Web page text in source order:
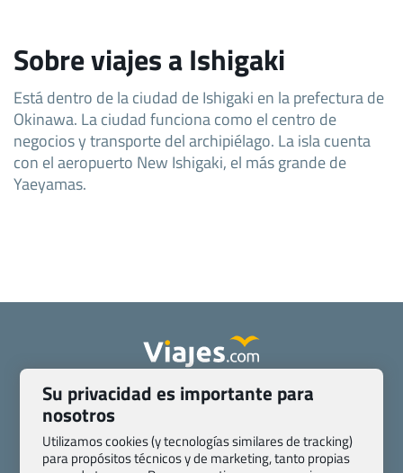
Sobre viajes a Ishigaki
Está dentro de la ciudad de Ishigaki en la prefectura de
Okinawa. La ciudad funciona como el centro de
negocios y transporte del archipiélago. La isla cuenta
con el aeropuerto New Ishigaki, el más grande de
Yaeyamas.
Quienes somos
Contacto
Pasaporte, Visado, Salud y otras disposiciones específicas
Blog de Viajes.com
Registro de agencias
Preguntas frecuentes
Condiciones generales
Su privacidad es importante para
nosotros
Utilizamos cookies (y tecnologías similares de tracking)
para propósitos técnicos y de marketing, tanto propias